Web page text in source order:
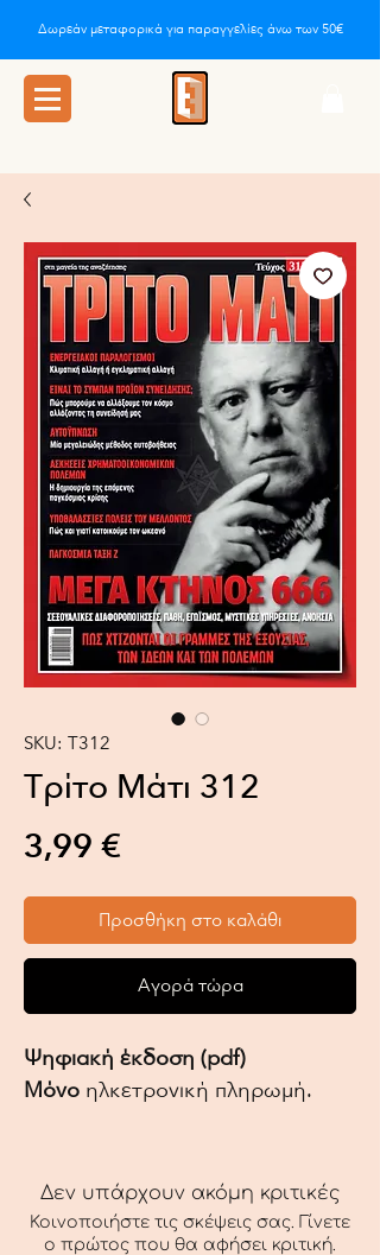
Δωρεάν μεταφορικά για παραγγελίες άνω των 50€
SKU: Τ312
Τρίτο Μάτι 312
3,99 €
Προσθήκη στο καλάθι
Αγορά τώρα
Ψηφιακή έκδοση (pdf)
Μόνο ηλκετρονική πληρωμή.
Δεν υπάρχουν ακόμη κριτικές
Κοινοποιήστε τις σκέψεις σας. Γίνετε
ο πρώτος που θα αφήσει κριτική.